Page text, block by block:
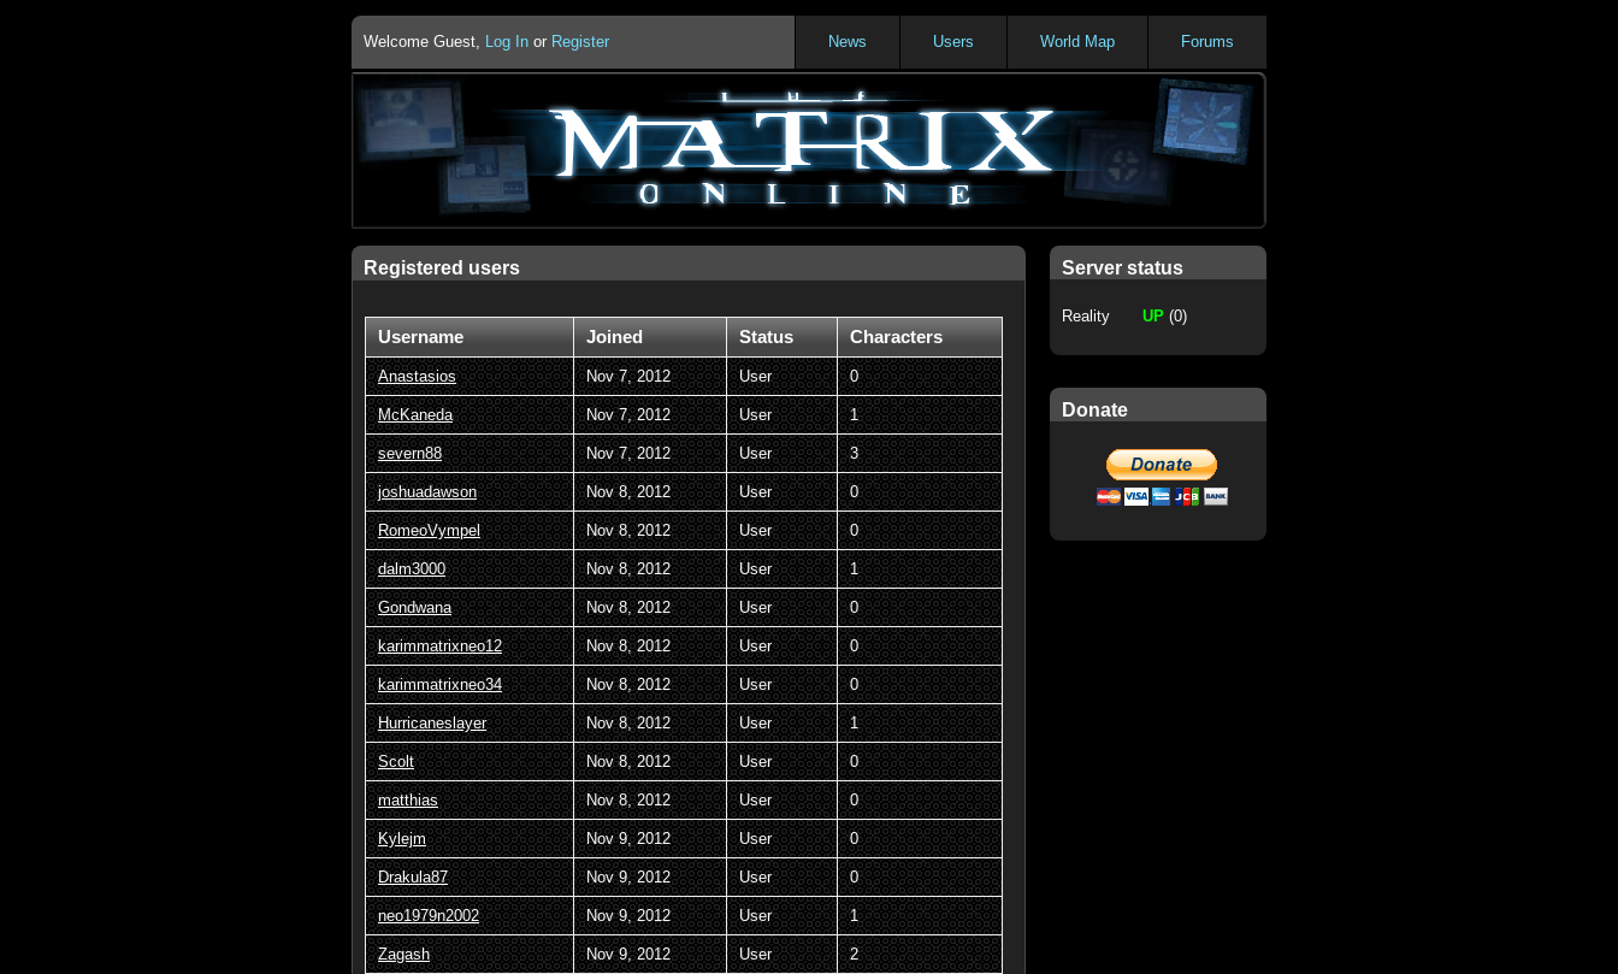
Welcome Guest, Log In or Register Forums
World Map
Users
News
Registered users
Username Joined Status Characters
Anastasios Nov 7, 2012 User 0
McKaneda Nov 7, 2012 User 1
severn88 Nov 7, 2012 User 3
joshuadawson Nov 8, 2012 User 0
RomeoVympel Nov 8, 2012 User 0
dalm3000 Nov 8, 2012 User 1
Gondwana Nov 8, 2012 User 0
karimmatrixneo12 Nov 8, 2012 User 0
karimmatrixneo34 Nov 8, 2012 User 0
Hurricaneslayer Nov 8, 2012 User 1
Scolt Nov 8, 2012 User 0
matthias Nov 8, 2012 User 0
Kylejm Nov 9, 2012 User 0
Drakula87 Nov 9, 2012 User 0
neo1979n2002 Nov 9, 2012 User 1
Zagash Nov 9, 2012 User 2
Server status
Reality UP(0)
Donate